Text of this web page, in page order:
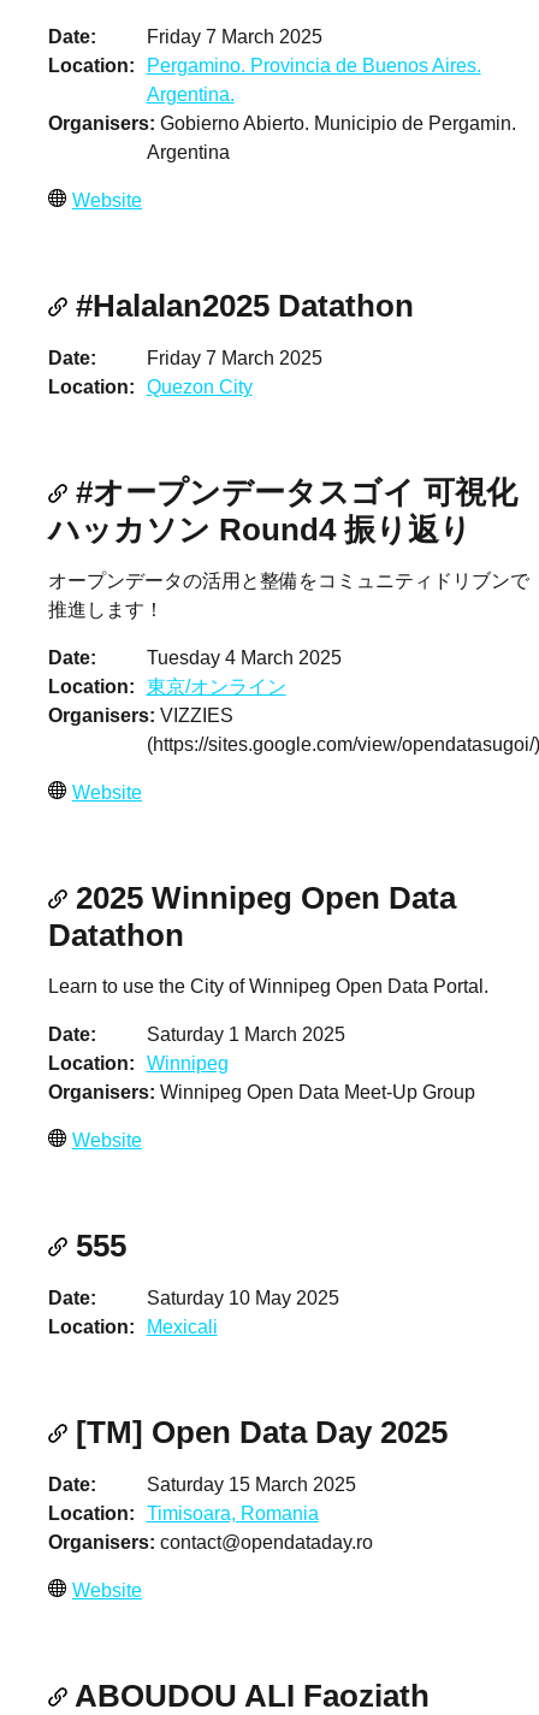
Date
Friday 7 March 2025
Location
Pergamino. Provincia de Buenos Aires.
Argentina.
Organisers Gobierno Abierto. Municipio de Pergamin.
Argentina
Website
#Halalan2025 Datathon
Date
Friday 7 March 2025
Location
Quezon City
#オープンデータスゴイ 可視化
ハッカソン Round4 振り返り
オープンデータの活用と整備をコミュニティドリブンで
推進します！
Date
Tuesday 4 March 2025
Location
東京/オンライン
Organisers VIZZIES
(https://sites.google.com/view/opendatasugoi/)
Website
2025 Winnipeg Open Data
Datathon
Learn to use the City of Winnipeg Open Data Portal.
Date
Saturday 1 March 2025
Location
Winnipeg
Organisers Winnipeg Open Data Meet-Up Group
Website
555
Date
Saturday 10 May 2025
Location
Mexicali
[TM] Open Data Day 2025
Date
Saturday 15 March 2025
Location
Timisoara, Romania
Organisers contact@opendataday.ro
Website
ABOUDOU ALI Faoziath